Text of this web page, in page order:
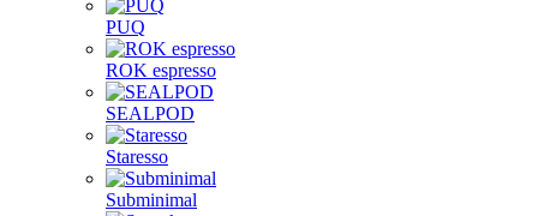
PUQ
ROK espresso
SEALPOD
Staresso
Subminimal